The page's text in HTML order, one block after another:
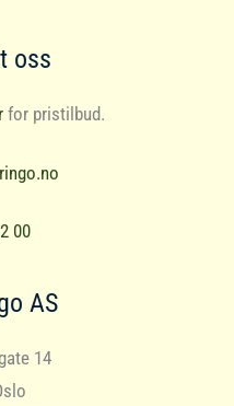
oss
for pristilbud.
00
AS
14